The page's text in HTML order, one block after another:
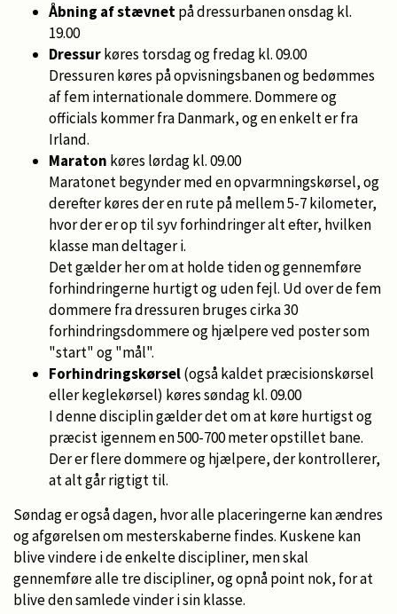
Åbning af stævnetpå dressurbanen onsdag kl.
19.00
Dressurkøres torsdag og fredag kl. 09.00
Dressuren køres på opvisningsbanen og bedømmes
af fem internationale dommere. Dommere og
officials kommer fra Danmark, og en enkelt er fra
Irland.
Maraton køres lørdag kl. 09.00
Maratonet begynder med en opvarmningskørsel, og
derefter køres der en rute på mellem 5-7 kilometer,
hvor der er op til syv forhindringer alt efter, hvilken
klasse man deltager i.
Det gælder her om at holde tiden og gennemføre
forhindringerne hurtigt og uden fejl. Ud over de fem
dommere fra dressuren bruges cirka 30
forhindringsdommere og hjælpere ved poster som
"start" og "mål".
Forhindringskørsel(også kaldet præcisionskørsel
eller keglekørsel) køres søndag kl. 09.00
I denne disciplin gælder det om at køre hurtigst og
præcist igennem en 500-700 meter opstillet bane.
Der er flere dommere og hjælpere, der kontrollerer,
at alt går rigtigt til.
Søndag er også dagen, hvor alle placeringerne kan ændres
og afgørelsen om mesterskaberne findes. Kuskene kan
blive vindere i de enkelte discipliner, men skal
gennemføre alle tre discipliner, og opnå point nok, for at
blive den samlede vinder i sin klasse.